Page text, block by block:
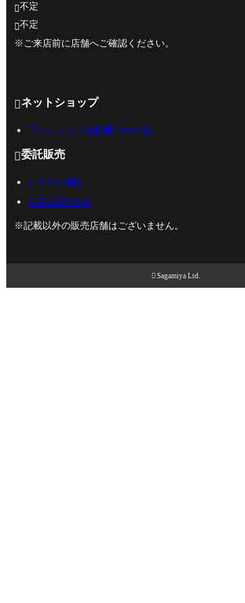
不定
不定
※ご来店前に店舗へご確認ください。
ネットショップ
フィッシング相模屋 Yahoo!店
委託販売
U-BASE相模
U-BASE海老名
※記載以外の販売店舗はございません。
 Sagamiya Ltd.